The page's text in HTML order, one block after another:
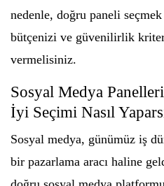
nedenle, doğru paneli
bütçenizi ve güvenilirlik
vermelisiniz.
Sosyal Medya
İyi Seçimi Nasıl
Sosyal medya, günümüz iş
bir pazarlama aracı haline